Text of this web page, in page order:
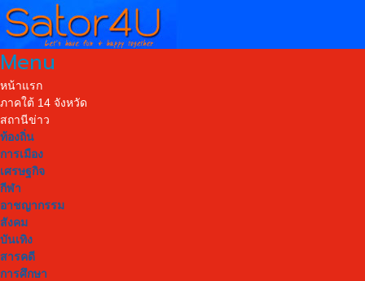
Menu
หน้าแรก
ภาคใต้ 14 จังหวัด
สถานีข่าว
ท้องถิ่น
การเมือง
เศรษฐกิจ
กีฬา
อาชญากรรม
สังคม
บันเทิง
สารคดี
การศึกษา